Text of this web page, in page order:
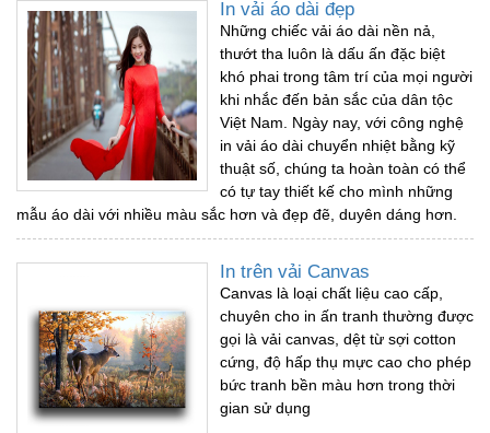
In vải áo dài đẹp
Những chiếc vải áo dài nền nả,
thướt tha luôn là dấu ấn đặc biệt
khó phai trong tâm trí của mọi người
khi nhắc đến bản sắc của dân tộc
Việt Nam. Ngày nay, với công nghệ
in vải áo dài chuyển nhiệt bằng kỹ
thuật số, chúng ta hoàn toàn có thể
có tự tay thiết kế cho mình những
mẫu áo dài với nhiều màu sắc hơn và đẹp đẽ, duyên dáng hơn.
In trên vải Canvas
Canvas là loại chất liệu cao cấp,
chuyên cho in ấn tranh thường được
gọi là vải canvas, dệt từ sợi cotton
cứng, độ hấp thụ mực cao cho phép
bức tranh bền màu hơn trong thời
gian sử dụng